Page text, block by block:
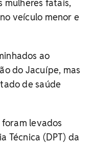
mulheres fatais,
veículo menor e
ao
do Jacuípe, mas
de saúde
levados
Técnica (DPT) da